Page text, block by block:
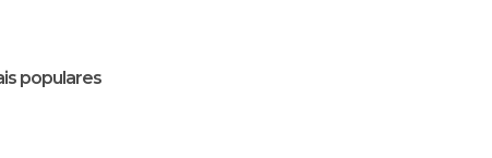
populares